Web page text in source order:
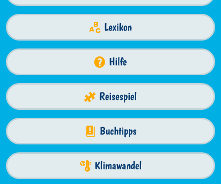
Lexikon
Hilfe
Reisespiel
Buchtipps
Klimawandel